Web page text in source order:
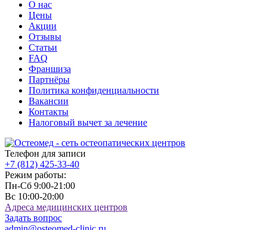
О нас
Цены
Акции
Отзывы
Статьи
FAQ
Франшиза
Партнёры
Политика конфиденциальности
Вакансии
Контакты
Налоговый вычет за лечение
Телефон для записи
+7 (812) 425-33-40
Режим работы:
Пн-Сб 9:00-21:00
Вс 10:00-20:00
Адреса медицинских центров
Задать вопрос